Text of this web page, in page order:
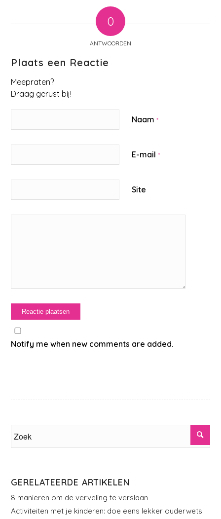
0
ANTWOORDEN
Plaats een Reactie
Meepraten?
Draag gerust bij!
Naam*
E-mail*
Site
Notify me when new comments are added.
GERELATEERDE ARTIKELEN
8 manieren om de verveling te verslaan
Activiteiten met je kinderen: doe eens lekker ouderwets!